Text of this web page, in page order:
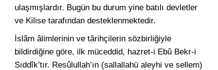
ulaşmışlardır. Bugün bu durum yine batılı devletler
ve Kilise tarafından desteklenmektedir.
İslâm âlimlerinin ve târihçilerin sözbirliğiyle
bildirdiğine göre, ilk müceddid, hazret-i Ebû Bekr-i
Sıddîk’tır. Resûlullah’ın (sallallahü aleyhi ve sellem)